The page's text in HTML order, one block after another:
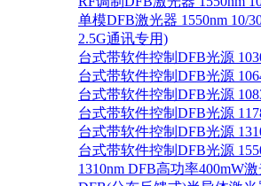
单模DFB激光器 1550nm 10/
2.5G通讯专用)
台式带软件控制DFB光源
台式带软件控制DFB光源
台式带软件控制DFB光源
台式带软件控制DFB光源
台式带软件控制DFB光源
台式带软件控制DFB光源
1310nm DFB高功率400mW